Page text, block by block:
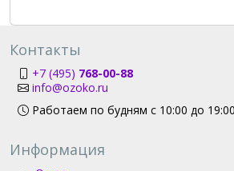
Контакты
+7 (495) 768-00-88
info@ozoko.ru
Работаем по будням с 10:00 до
Информация